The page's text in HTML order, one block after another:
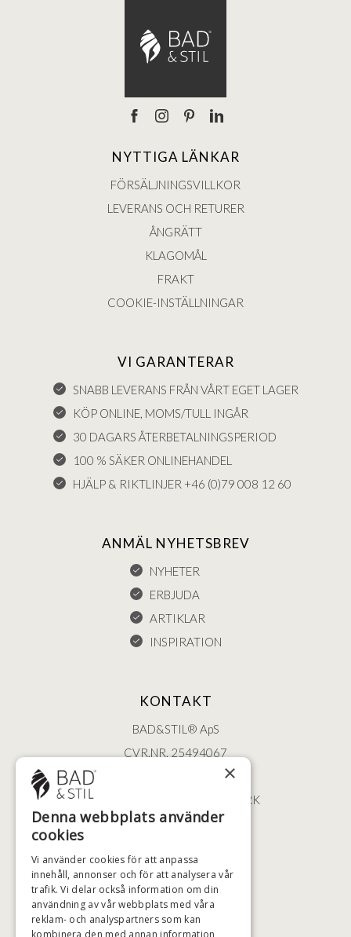
NYTTIGA LÄNKAR
FÖRSÄLJNINGSVILLKOR
LEVERANS OCH RETURER
ÅNGRÄTT
KLAGOMÅL
FRAKT
COOKIE-INSTÄLLNINGAR
VI GARANTERAR
SNABB LEVERANS FRÅN VÅRT EGET LAGER
KÖP ONLINE, MOMS/TULL INGÅR
30 DAGARS ÅTERBETALNINGSPERIOD
100 % SÄKER ONLINEHANDEL
HJÄLP & RIKTLINJER +46 (0)79 008 12 60
ANMÄL NYHETSBREV
NYHETER
ERBJUDA
ARTIKLAR
INSPIRATION
KONTAKT
BAD&STIL® ApS
CVR.NR. 25494067
ØSTERBROGADE 202
2100 KØBENHAVN • DANMARK
+46 (0)79 008 12 60
HÖGSTA KREDITVÄRDIGHET
×
Denna webbplats använder
cookies
Vi använder cookies för att anpassa
innehåll, annonser och för att analysera vår
trafik. Vi delar också information om din
användning av vår webbplats med våra
reklam- och analyspartners som kan
kombinera den med annan information